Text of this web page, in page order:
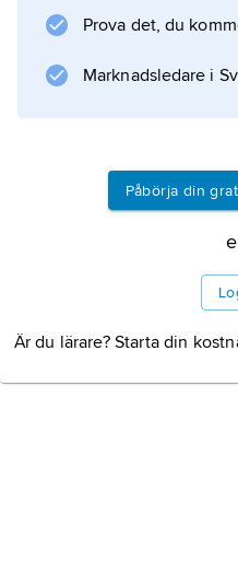
och ”Transformers”
2014 och 2017).
Information
Prova det, du
Marknadsledare i
Påbörja din
Är du lärare? Starta din